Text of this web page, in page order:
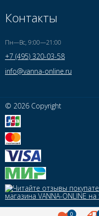
Контакты
Пн—Вс, 9:00—21:00
+7 (495) 320-03-58
info@vanna-online.ru
© 2026 Copyright
0